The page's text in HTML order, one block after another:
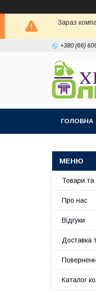
Зараз
+380 (66)
ГОЛОВНА
Товари та
Про нас
Відгуки
Доставка
Каталог